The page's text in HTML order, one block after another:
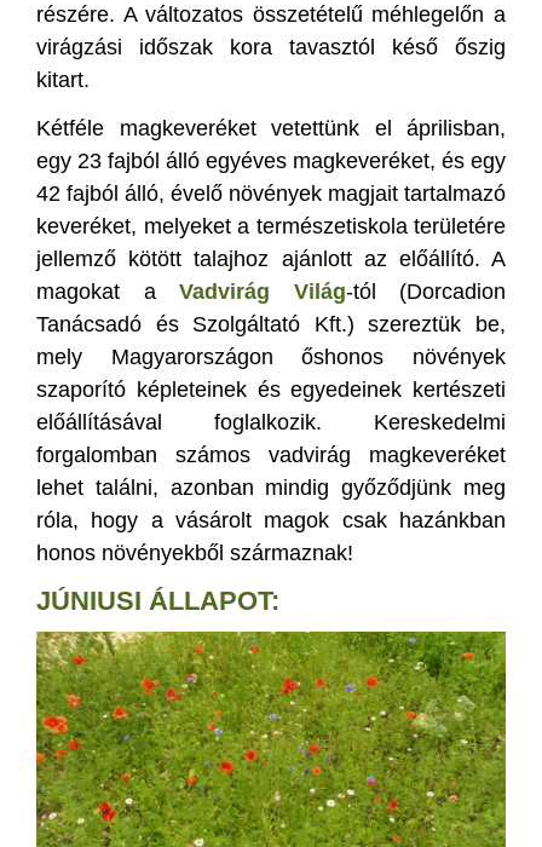
részére. A változatos összetételű méhlegelőn a
virágzási időszak kora tavasztól késő őszig
kitart.
Kétféle magkeveréket vetettünk el áprilisban,
egy 23 fajból álló egyéves magkeveréket, és egy
42 fajból álló, évelő növények magjait tartalmazó
keveréket, melyeket a természetiskola területére
jellemző kötött talajhoz ajánlott az előállító. A
magokat a Vadvirág Világ-tól (Dorcadion
Tanácsadó és Szolgáltató Kft.) szereztük be,
mely Magyarországon őshonos növények
szaporító képleteinek és egyedeinek kertészeti
előállításával foglalkozik. Kereskedelmi
forgalomban számos vadvirág magkeveréket
lehet találni, azonban mindig győződjünk meg
róla, hogy a vásárolt magok csak hazánkban
honos növényekből származnak!
JÚNIUSI ÁLLAPOT: